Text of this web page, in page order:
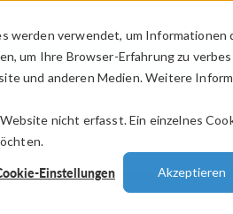
verwendet, um Informationen
um Ihre Browser-Erfahrung zu
und anderen Medien. Weitere
nicht erfasst. Ein einzelnes
Einstellungen Akzeptieren
PRODUKTE